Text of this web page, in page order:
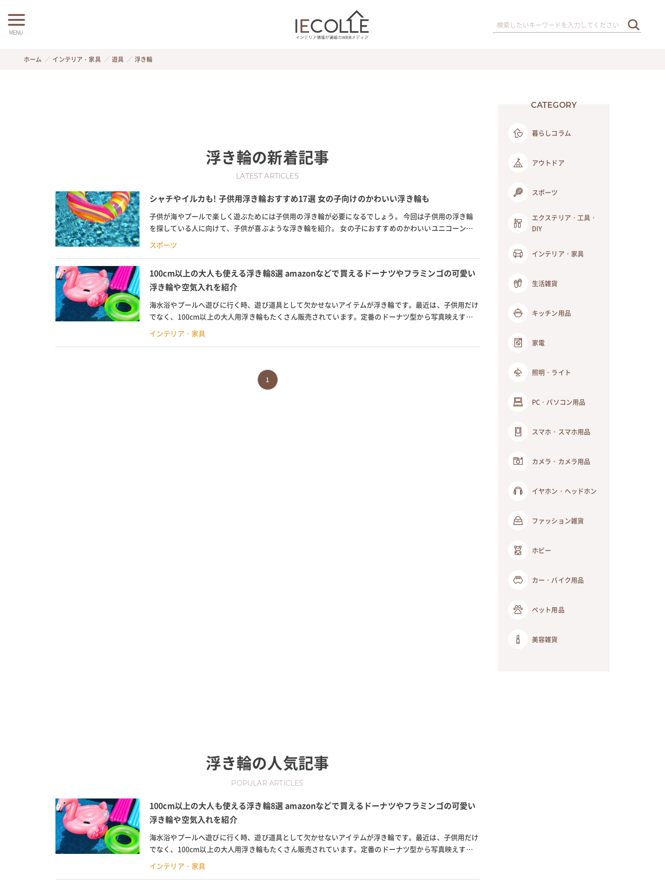
MENU
ホーム インテリア・家具 遊具 浮き輪
浮き輪の新着記事
LATEST ARTICLES
シャチやイルカも! 子供用浮き輪おすすめ17選 女の子向けのかわいい浮き輪も
子供が海やプールで楽しく遊ぶためには子供用の浮き輪が必要になるでしょう。 今回は子供用の浮き輪
を探している人に向けて、子供が喜ぶような浮き輪を紹介。 女の子におすすめのかわいいユニコーン
や、アンパンマンなどのキャラクターもの、腕に付ける浮...
スポーツ
100cm以上の大人も使える浮き輪8選 amazonなどで買えるドーナツやフラミンゴの可愛い
浮き輪や空気入れを紹介
海水浴やプールへ遊びに行く時、遊び道具として欠かせないアイテムが浮き輪です。最近は、子供用だけ
でなく、100cm以上の大人用浮き輪もたくさん販売されています。定番のドーナツ型から写真映えする
フラミンゴや貝殻タイプなど、形や種類も豊富。 今回は...
インテリア・家具
1
CATEGORY
暮らしコラム
アウトドア
スポーツ
エクステリア・工具・
DIY
インテリア・家具
生活雑貨
キッチン用品
家電
照明・ライト
PC・パソコン用品
スマホ・スマホ用品
カメラ・カメラ用品
イヤホン・ヘッドホン
ファッション雑貨
ホビー
カー・バイク用品
ペット用品
美容雑貨
浮き輪の人気記事
POPULAR ARTICLES
100cm以上の大人も使える浮き輪8選 amazonなどで買えるドーナツやフラミンゴの可愛い
浮き輪や空気入れを紹介
海水浴やプールへ遊びに行く時、遊び道具として欠かせないアイテムが浮き輪です。最近は、子供用だけ
でなく、100cm以上の大人用浮き輪もたくさん販売されています。定番のドーナツ型から写真映えする
フラミンゴや貝殻タイプなど、形や種類も豊富。 今回は...
インテリア・家具